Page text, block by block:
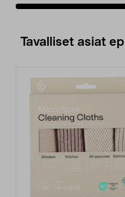
Tavalliset asiat